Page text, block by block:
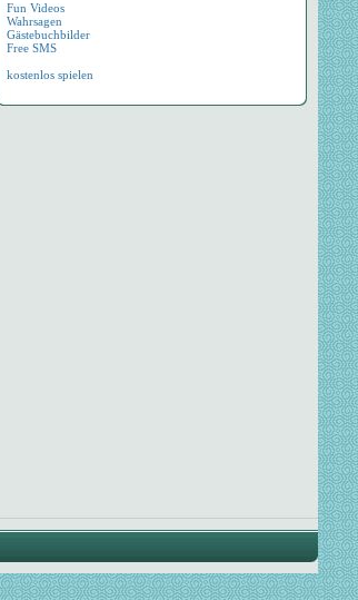
Fun Videos
Wahrsagen
Gästebuchbilder
Free SMS
kostenlos spielen